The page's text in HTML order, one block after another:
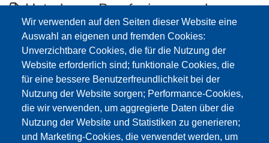
Wir verwenden auf den Seiten dieser Website eine
Auswahl an eigenen und fremden Cookies:
Unverzichtbare Cookies, die für die Nutzung der
Website erforderlich sind; funktionale Cookies, die
für eine bessere Benutzerfreundlichkeit bei der
Nutzung der Website sorgen; Performance-Cookies,
die wir verwenden, um aggregierte Daten über die
Nutzung der Website und Statistiken zu generieren;
und Marketing-Cookies, die verwendet werden, um
Unterlagen Berufseingangsphase
2017/18 Documenti periodo di
inserimento professionale
Delibera 10/2017 anno di
prova/formazion Beschluss Probe-
Berufsbildung 2017